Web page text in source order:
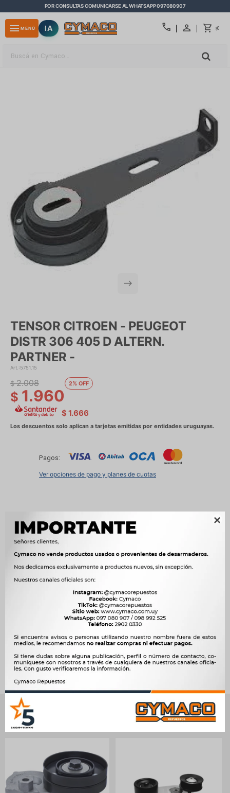

POR CONSULTAS COMUNICARSE AL WHATSAPP 097080907
call $0
menu MENÚ IA
TENSOR CITROEN - PEUGEOT
DISTR 306 405 D ALTERN.
PARTNER -
5751.15
$ 1.960
$ 2.008 2
$ 1.666
Pagos:
Ver opciones de pago y planes de cuotas
Métodos y costos de envío
Características
OEM 10243, 5751.15
 
Ver mas productos de la marca Sin Marca
Productos que te pueden interesar
close